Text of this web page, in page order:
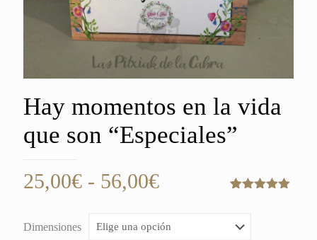
Hay momentos en la vida
que son “Especiales”
5 en base
avaloración
25,00€ - 56,00€Rango
precios:
Dimensiones